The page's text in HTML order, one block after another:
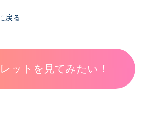
戻る
ットを見てみたい！